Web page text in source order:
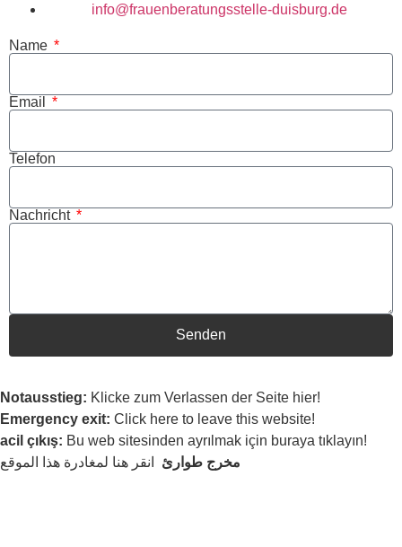
info@frauenberatungsstelle-duisburg.de
Name
Email
Telefon
Nachricht
Senden
Notausstieg: Klicke zum Verlassen der Seite hier!
Emergency exit: Click here to leave this website!
acil çıkış: Bu web sitesinden ayrılmak için buraya tıklayın!
مخرج طوارئ انقر هنا لمغادرة هذا الموقع